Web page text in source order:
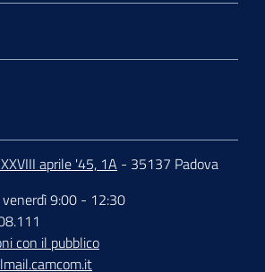
aprile '45, 1A - 35137 Padova
9:00 - 12:30
con il pubblico